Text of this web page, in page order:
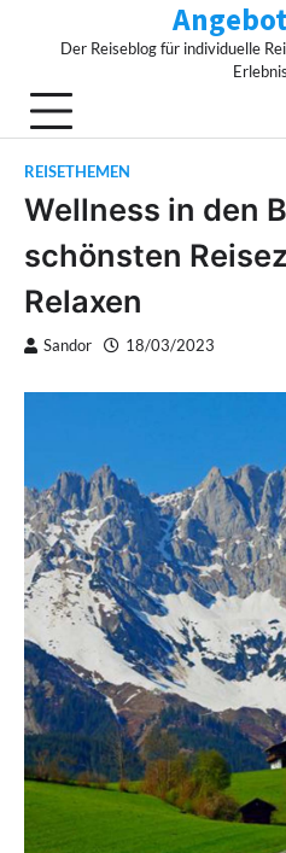
Der Reiseblog für individuelle
REISETHEMEN
Wellness in den
schönsten
Relaxen
Sandor 18/03/2023